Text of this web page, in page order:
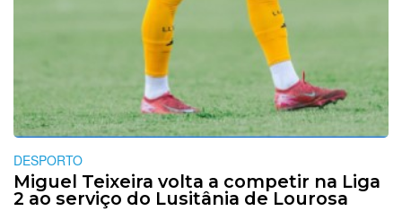
DESPORTO
Miguel Teixeira volta a competir na Liga
2 ao serviço do Lusitânia de Lourosa